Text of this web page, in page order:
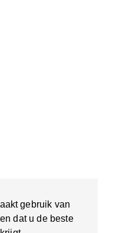
gebruik van
dat u de beste